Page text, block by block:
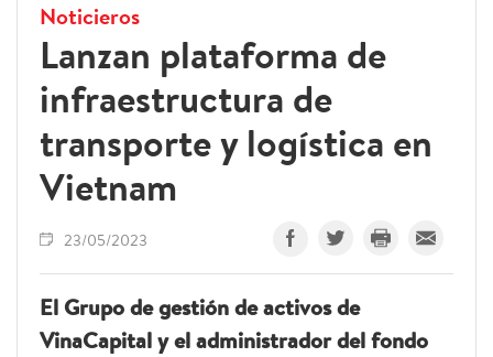
Noticieros
Lanzan plataforma de
infraestructura de
transporte y logística en
Vietnam
23/05/2023
El Grupo de gestión de activos de
VinaCapital y el administrador del fondo